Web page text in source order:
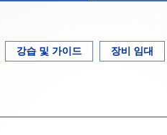
강습 및 가이드 장비 임대